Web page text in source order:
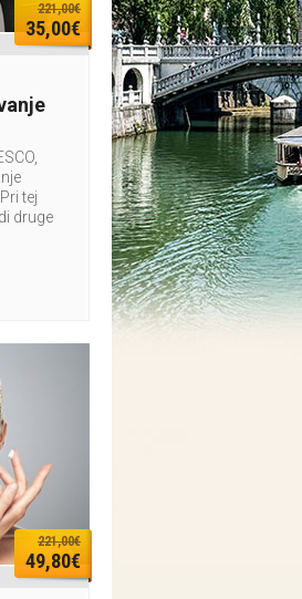
221,00€
35,00€
tej
druge
221,00€
49,80€